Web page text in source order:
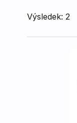
Výsledek: 2